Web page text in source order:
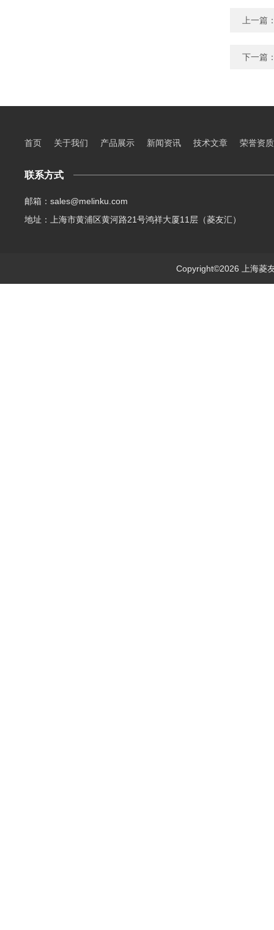
上一篇
下一篇
首页 关于我们 产品展示 新闻资讯 技术文章 荣誉资质
联系方式
邮箱：sales@melinku.com
地址：上海市黄浦区黄河路21号鸿祥大厦11层（菱友汇）
Copyright©2026 上海菱